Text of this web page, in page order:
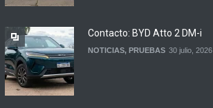
Contacto: BYD Atto 2 DM-i
NOTICIAS, PRUEBAS 30 julio, 2026